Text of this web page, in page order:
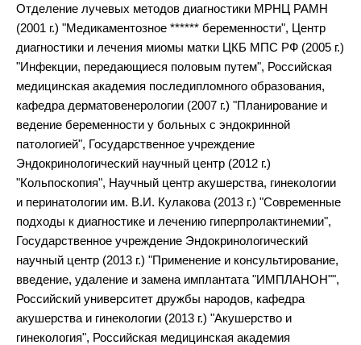
Отделение лучевых методов диагностики МРНЦ РАМН
(2001 г.) "Медикаментозное ****** беременности", Центр
диагностики и лечения миомы матки ЦКБ МПС РФ (2005 г.)
"Инфекции, передающиеся половым путем", Российская
медицинская академия последипломного образования,
кафедра дерматовенерологии (2007 г.) "Планирование и
ведение беременности у больных с эндокринной
патологией", Государственное учреждение
Эндокринологический научный центр (2012 г.)
"Кольпоскопия", Научный центр акушерства, гинекологии
и перинатологии им. В.И. Кулакова (2013 г.) "Современные
подходы к диагностике и лечению гиперпролактинемии",
Государственное учреждение Эндокринологический
научный центр (2013 г.) "Применение и консультирование,
введение, удаление и замена имплантата "ИМПЛАНОН"",
Российский университет дружбы народов, кафедра
акушерства и гинекологии (2013 г.) "Акушерство и
гинекология", Российская медицинская академия